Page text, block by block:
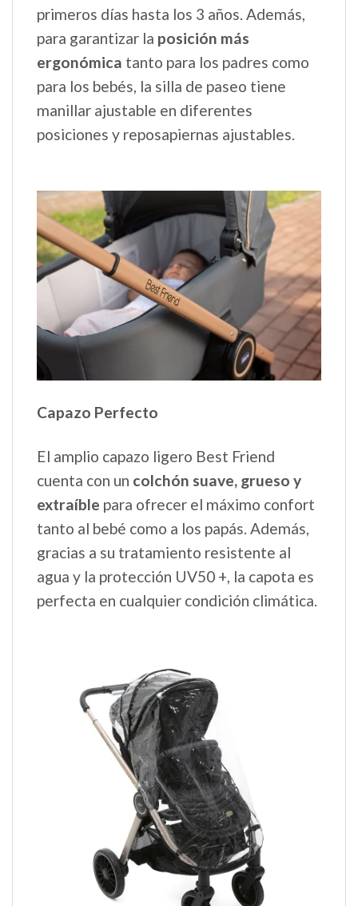
primeros días hasta los 3 años. Además,
para garantizar la posición más
ergonómica tanto para los padres como
para los bebés, la silla de paseo tiene
manillar ajustable en diferentes
posiciones y reposapiernas ajustables.
Capazo Perfecto
El amplio capazo ligero Best Friend
cuenta con un colchón suave, grueso y
extraíble para ofrecer el máximo confort
tanto al bebé como a los papás. Además,
gracias a su tratamiento resistente al
agua y la protección UV50 +, la capota es
perfecta en cualquier condición climática.